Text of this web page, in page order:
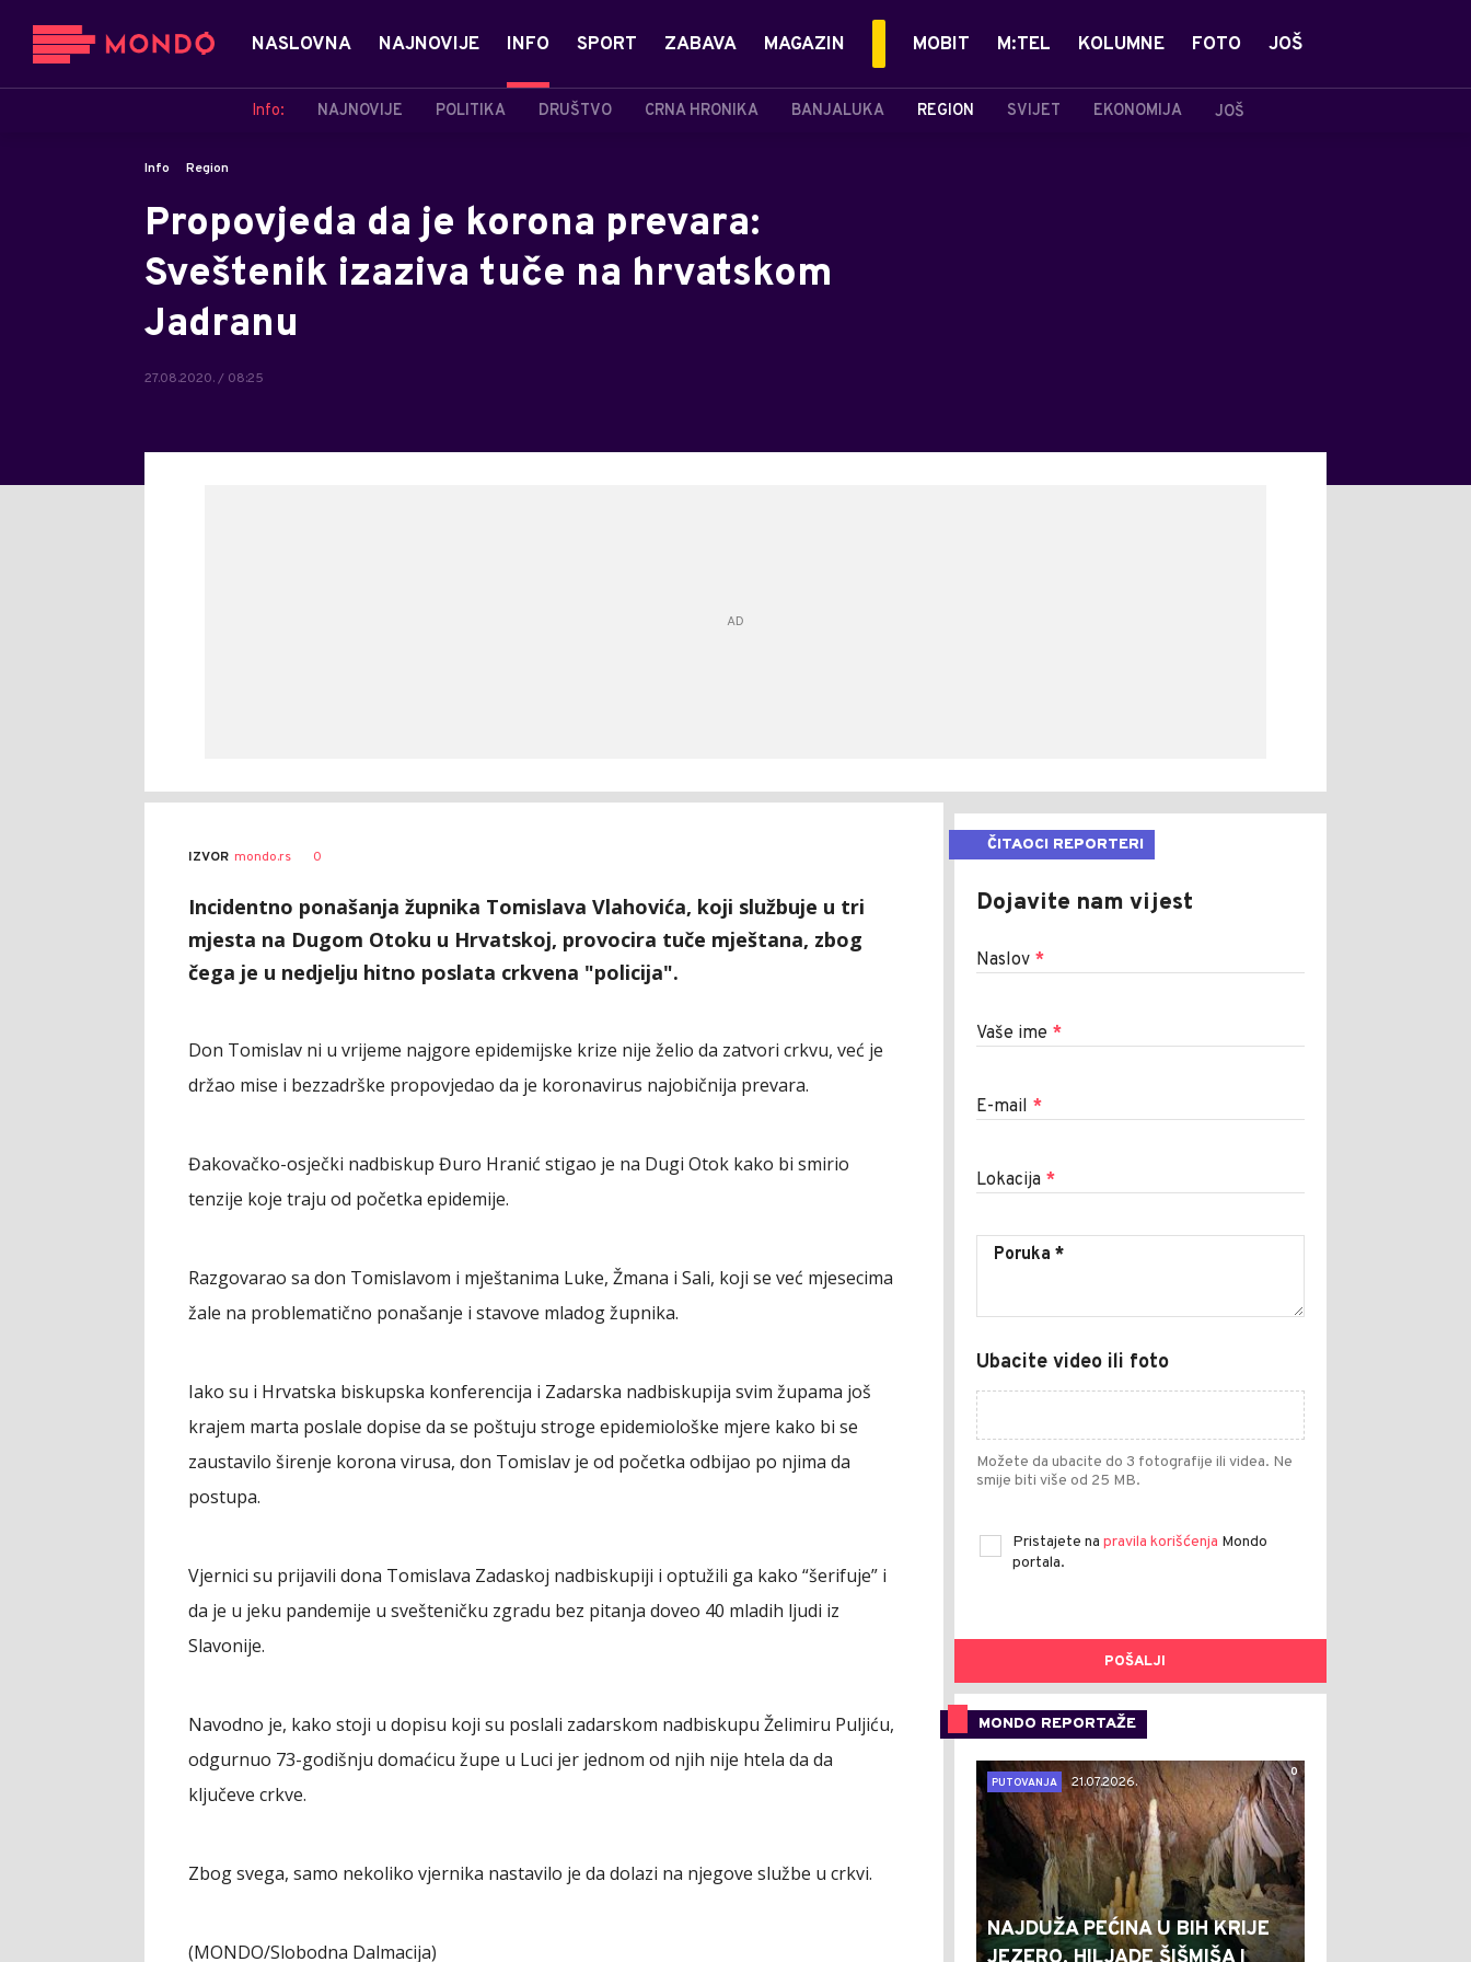
NASLOVNA NAJNOVIJE INFO
Info: NAJNOVIJE POLITIKA DRUŠTVO CRNA HRONIKA BANJALUKA REGION SVIJET EKONOMIJA JOŠ
SPORT ZABAVA MAGAZIN MOBIT M:TEL KOLUMNE FOTO JOŠ
Info Region
Propovjeda da je korona prevara:
Sveštenik izaziva tuče na hrvatskom
Jadranu
27.08.2020. / 08:25
AUTOR Mitev
IZVOR mondo.rs 0
Incidentno ponašanja župnika Tomislava Vlahovića, koji službuje u tri
mjesta na Dugom Otoku u Hrvatskoj, provocira tuče mještana, zbog
čega je u nedjelju hitno poslata crkvena "policija".
Don Tomislav ni u vrijeme najgore epidemijske krize nije želio da zatvori crkvu, već je
držao mise i bezzadrške propovjedao da je koronavirus najobičnija prevara.
Đakovačko-osječki nadbiskup Đuro Hranić stigao je na Dugi Otok kako bi smirio
tenzije koje traju od početka epidemije.
Razgovarao sa don Tomislavom i mještanima Luke, Žmana i Sali, koji se već mjesecima
žale na problematično ponašanje i stavove mladog župnika.
Iako su i Hrvatska biskupska konferencija i Zadarska nadbiskupija svim župama još
krajem marta poslale dopise da se poštuju stroge epidemiološke mjere kako bi se
zaustavilo širenje korona virusa, don Tomislav je od početka odbijao po njima da
postupa.
Vjernici su prijavili dona Tomislava Zadaskoj nadbiskupiji i optužili ga kako “šerifuje” i
da je u jeku pandemije u svešteničku zgradu bez pitanja doveo 40 mladih ljudi iz
Slavonije.
Navodno je, kako stoji u dopisu koji su poslali zadarskom nadbiskupu Želimiru Puljiću,
odgurnuo 73-godišnju domaćicu župe u Luci jer jednom od njih nije htela da da
ključeve crkve.
Zbog svega, samo nekoliko vjernika nastavilo je da dolazi na njegove službe u crkvi.
(MONDO/Slobodna Dalmacija)
ČITAOCI REPORTERI
Dojavite nam vijest
Naslov *
Vaše ime *
E-mail *
Lokacija *
Ubacite video ili foto
Možete da ubacite do 3 fotografije ili videa. Ne
smije biti više od 25 MB.
Pristajete na pravila korišćenja Mondo
portala.
POŠALJI
MONDO REPORTAŽE
0
PUTOVANJA
21.07.2026.
NAJDUŽA PEĆINA U BIH KRIJE